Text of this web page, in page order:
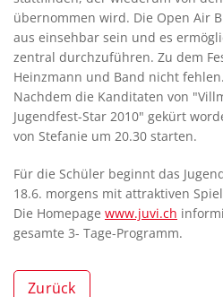
übernommen wird. Die Open Air
aus einsehbar sein und es
zentral durchzuführen. Zu dem
Heinzmann und Band nicht fehlen.
Nachdem die Kanditaten von
Jugendfest-Star 2010" gekürt
von Stefanie um 20.30 starten.
Für die Schüler beginnt das
18.6. morgens mit attraktiven
Die Homepage www.juvi.ch
gesamte 3- Tage-Programm.
Zurück